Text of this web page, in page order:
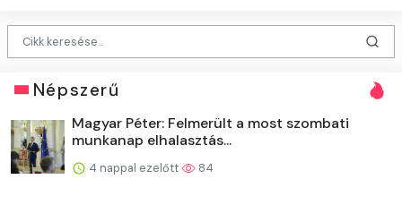
Népszerű
Magyar Péter: Felmerült a most szombati
munkanap elhalasztás...
4 nappal ezelőtt 84